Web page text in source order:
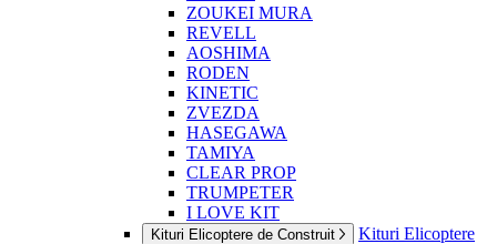
ZOUKEI MURA
REVELL
AOSHIMA
RODEN
KINETIC
ZVEZDA
HASEGAWA
TAMIYA
CLEAR PROP
TRUMPETER
I LOVE KIT
Kituri Elicoptere de Construit
Kituri Elicoptere